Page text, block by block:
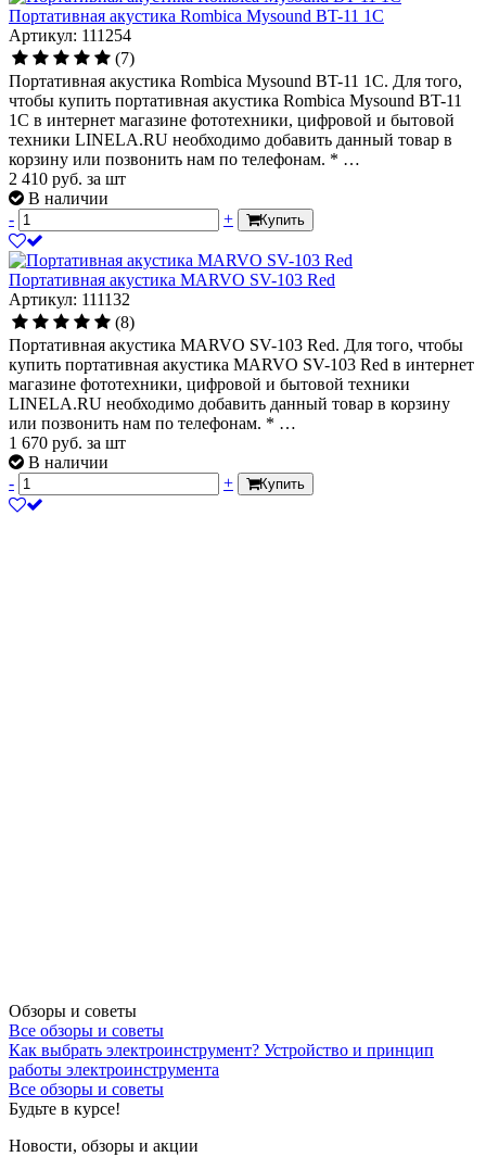
Портативная акустика Rombica Mysound BT-11 1C
Артикул: 111254
(7)
Портативная акустика Rombica Mysound BT-11 1C. Для того,
чтобы купить портативная акустика Rombica Mysound BT-11
1C в интернет магазине фототехники, цифровой и бытовой
техники LINELA.RU необходимо добавить данный товар в
корзину или позвонить нам по телефонам. * …
2 410 руб. за шт
В наличии
-
+ Купить
Портативная акустика MARVO SV-103 Red
Артикул: 111132
(8)
Портативная акустика MARVO SV-103 Red. Для того, чтобы
купить портативная акустика MARVO SV-103 Red в интернет
магазине фототехники, цифровой и бытовой техники
LINELA.RU необходимо добавить данный товар в корзину
или позвонить нам по телефонам. * …
1 670 руб. за шт
В наличии
-
+ Купить
Обзоры и советы
Все обзоры и советы
Как выбрать электроинструмент? Устройство и принцип
работы электроинструмента
Все обзоры и советы
Будьте в курсе!
Новости, обзоры и акции